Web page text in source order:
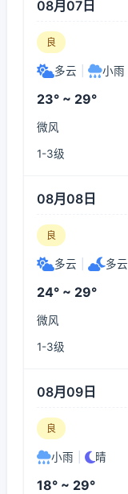
08月07日
良
多云 小雨
23° ~ 29°
微风
1-3级
08月08日
良
多云 多云
24° ~ 29°
微风
1-3级
08月09日
良
小雨 晴
18° ~ 29°